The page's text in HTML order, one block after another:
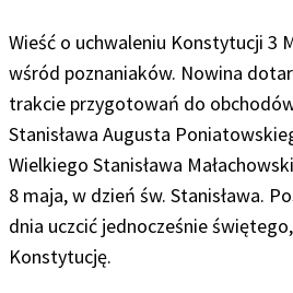
Wieść o uchwaleniu Konstytucji 3
wśród poznaniaków. Nowina
trakcie przygotowań do
Stanisława Augusta
Wielkiego Stanisława
8 maja, w dzień św. Stanisława.
dnia uczcić jednocześnie
Konstytucję.